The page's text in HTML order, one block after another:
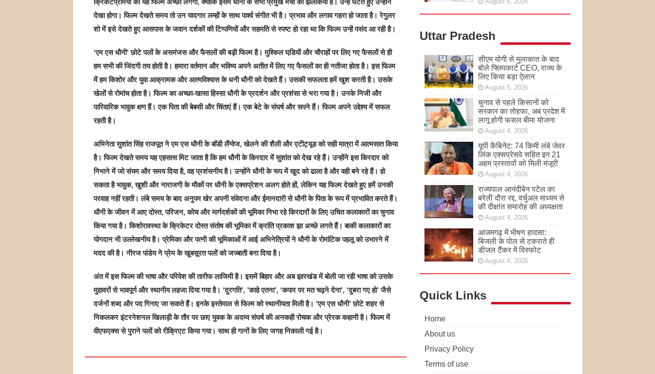
देखा होगा। फिल्म देखते समय तो उन यादगार लम्हों के साथ पार्श्व संगीत भी है। प्रभाव और लगाव गहरा हो जाता है। रेगुलर
शो में इसे देखते हुए आसपास के जवान दर्शकों की टिप्पणियों और सहमति से स्पष्ट हो रहा था कि फिल्म उन्हें पसंद आ रही है।
‘एम एस धौनी’ छोटे पलों के असमंजस और फैसलों की बड़ी फिल्म है। मुश्किल घडि़यों और चौराहों पर लिए गए फैसलों से ही
हम सभी की जिंदगी तय होती है। हमारा वर्तमान और भविष्य अपने अतीत में लिए गए फैसलों का ही नतीजा होता है। इस फिल्म
में हम किशोर और युवा आक्रामक और आत्मविश्वास के धनी धौनी को देखते हैं। उसकी सफलता हमें खुश करती है। उसके
खेलों से रोमांच होता है। फिल्म का अच्छा-खासा हिस्सा धौनी के प्रदर्शन और प्रशंसा से भरा गया है। उनके निजी और
पारिवारिक भावुक क्षण हैं। एक पिता की बेबसी और चिंताएं हैं। एक बेटे के संघर्ष और सपने हैं। फिल्म अपने उद्देश्य में सफल
रहती है।
अभिनेता सुशांत सिंह राजपूत ने एम एस धौनी के बॉडी लैंग्वेज, खेलने की शैली और एटीट्यूड को सही मात्रा में आत्मसात किया
है। फिल्म देखते समय यह एहसास मिट जाता है कि हम धौनी के किरदार में सुशांत को देख रहे हैं। उन्होंने इस किरदार को
निभाने में जो संयम और समय दिया है, वह प्रशंसनीय है। उन्होंने धौनी के रूप में खुद को ढाला है और वही बने रहे हैं। हो
सकता है भावुक, खुशी और नाराजगी के मौकों पर धौनी के एक्सप्रेशन अलग होते हों, लेकिन यह फिल्म देखते हुए हमें उनकी
परवाह नहीं रहती। लंबे समय के बाद अनुपम खेर अपनी संवेदना और ईमानदारी से धौनी के पिता के रूप में प्रभावित करते हैं।
धौनी के जीवन में आए दोस्त, परिजन, कोच और मार्गदर्शकों की भूमिका निभा रहे किरदारों के लिए उचित कलाकारों का चुनाव
किया गया है। किशोरावस्था के क्रिकेटर दोस्त संतोष की भूमिका में क्रांति प्रकाश झा अच्छे लगते हैं। बाकी कलाकारों का
योगदान भी उल्लेखनीय है। प्रेमिका और पत्नी की भूमिकाओं में आई अभिनेत्रियों ने धौनी के रोमांटिक पहलू को उभारने में
मदद की है। नीरज पांडेय ने प्रेम के खूबसूरत पलों को जज्बाती बना दिया है।
अंत में इस फिल्म की भाषा और परिवेश की तारीफ लाजिमी है। इसमें बिहार और अब झारखंड में बोली जा रही भाषा को उसके
मुहावरों से भावपूर्ण और स्थानीय लहजा दिया गया है। ‘दुरगति’, ’काहे एतना’, ‘कपार पर मत चढ़ने देना’, ‘दुबरा गए हो’ जैसे
दर्जनों शब्द और पद गिनाए जा सकते हैं। इनके इस्तेमाल से फिल्म को स्थानीयता मिली है। ’एम एस धौनी’ छोटे शहर से
निकलकर इंटरनेशनल खिलाड़ी के तौर पर छाए युवक के अदम्य संघर्ष की अनकही रोचक और प्रेरक कहानी है। फिल्म में
वीएफएक्स से पुराने पलों को रीक्रिएट किया गया। साथ ही गानों के लिए जगह निकाली गई है।
Uttar Pradesh
सीएम योगी से मुलाकात के बाद
बोले फ्लिपकार्ट CEO, राज्य के
लिए किया बड़ा ऐलान
August 5, 2026
चुनाव से पहले किसानों को
सरकार का तोहफा, अब प्रदेश में
लागू होगी फसल बीमा योजना
August 4, 2026
यूपी कैबिनेट: 74 किमी लंबे जेवर
लिंक एक्सप्रेसवे सहित इन 21
अहम प्रस्तावों को मिली मंजूरी
August 4, 2026
राज्यपाल आनंदीबेन पटेल का
बरेली दौरा रद्द, वर्चुअल माध्यम से
की दीक्षांत समारोह की अध्यक्षता
August 4, 2026
आजमगढ़ में भीषण हादसा:
बिजली के पोल से टकराते ही
डीजल टैंकर में विस्फोट
August 4, 2026
Quick Links
Home
About us
Privacy Policy
Terms of use